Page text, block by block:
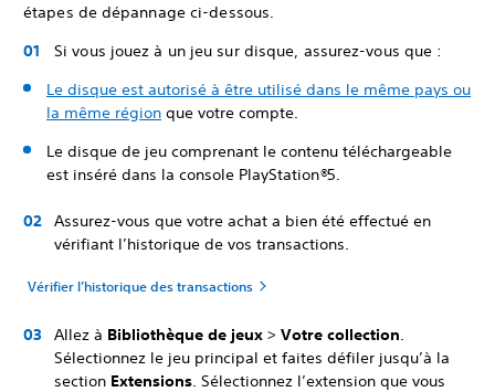
étapes de dépannage ci-dessous.
Si vous jouez à un jeu sur disque, assurez-vous que :
Le disque est autorisé à être utilisé dans le même pays ou
la même région que votre compte.
Le disque de jeu comprenant le contenu téléchargeable
est inséré dans la console PlayStation®5.
Assurez-vous que votre achat a bien été effectué en
vérifiant l’historique de vos transactions.
Vérifier l’historique des transactions
Allez à Bibliothèque de jeux > Votre collection.
Sélectionnez le jeu principal et faites défiler jusqu’à la
section Extensions. Sélectionnez l’extension que vous